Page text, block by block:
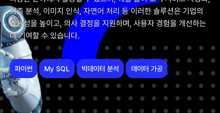
예측 분석, 이미지 인식, 자연어 처리 등 이러한 솔루션은 기업의
효율성을 높이고, 의사 결정을 지원하며, 사용자 경험을 개선하는
데 기여할 수 있습니다.
파이썬 My SQL 빅데이터 분석 데이터 가공